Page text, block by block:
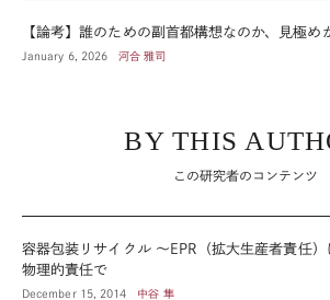
【論考】誰のための副首都構想なのか、見極め
January 6, 2026 河合 雅司
BY THIS
この研究者のコンテンツ
容器包装リサイクル ～EPR（拡大生産者責任）
物理的責任で
December 15, 2014 中谷 隼